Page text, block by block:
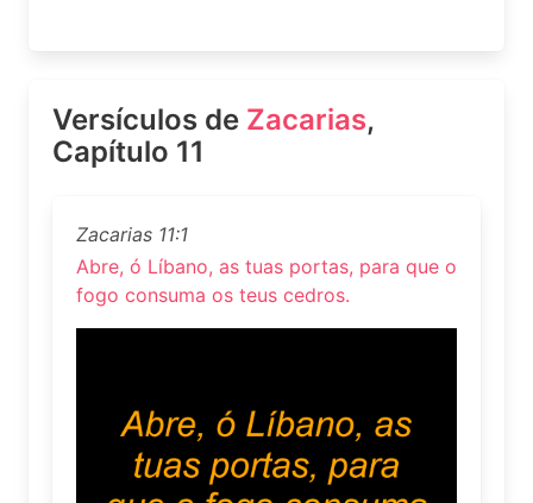
Versículos de Zacarias,
Capítulo 11
Zacarias 11:1
Abre, ó Líbano, as tuas portas, para que o
fogo consuma os teus cedros.